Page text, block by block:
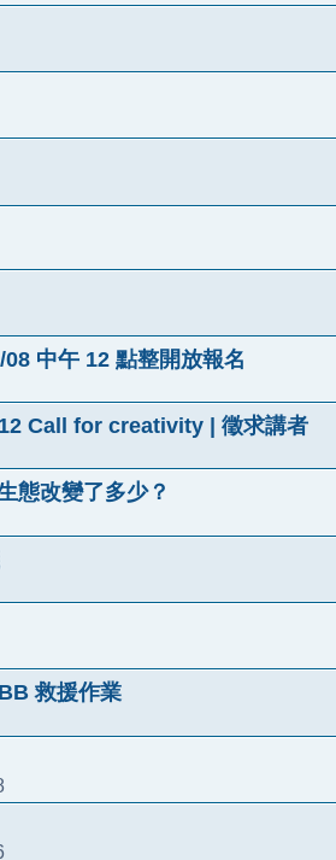
中午 12 點整開放報名
Call for creativity | 徵求講者
態改變了多少？
救援作業